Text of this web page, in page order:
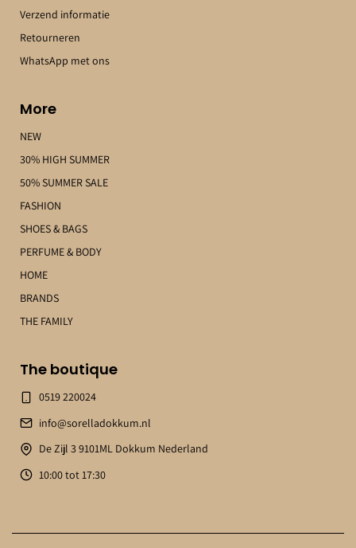
Verzend informatie
Retourneren
WhatsApp met ons
More
NEW
30% HIGH SUMMER
50% SUMMER SALE
FASHION
SHOES & BAGS
PERFUME & BODY
HOME
BRANDS
THE FAMILY
The boutique
0519 220024
info@sorelladokkum.nl
De Zijl 3 9101ML Dokkum Nederland
10:00 tot 17:30